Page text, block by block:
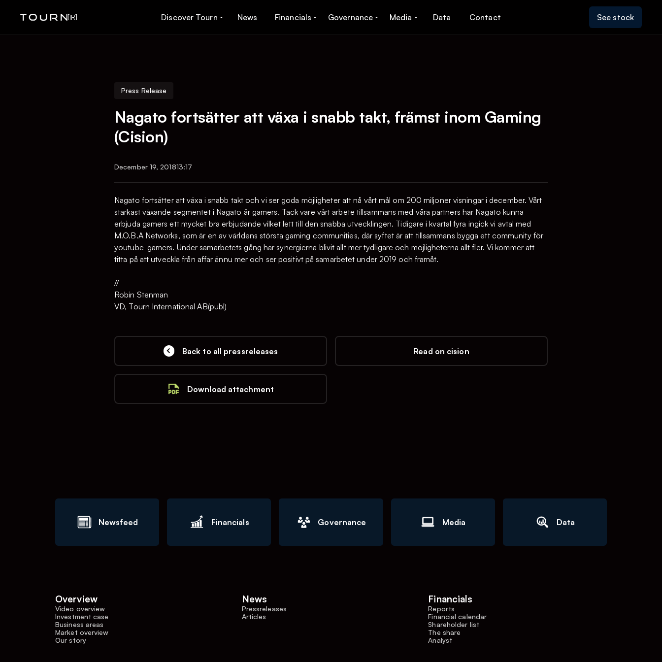
[IR] Discover Tourn News Financials Governance Media Data Contact See stock
Press Release
Nagato fortsätter att växa i snabb takt, främst inom Gaming
(Cision)
December 19, 201813:17
Nagato fortsätter att växa i snabb takt och vi ser goda möjligheter att nå vårt mål om 200 miljoner visningar i december. Vårt
starkast växande segmentet i Nagato är gamers. Tack vare vårt arbete tillsammans med våra partners har Nagato kunna
erbjuda gamers ett mycket bra erbjudande vilket lett till den snabba utvecklingen. Tidigare i kvartal fyra ingick vi avtal med
M.O.B.A Networks, som är en av världens största gaming communities, där syftet är att tillsammans bygga ett community för
youtube-gamers. Under samarbetets gång har synergierna blivit allt mer tydligare och möjligheterna allt fler. Vi kommer att
titta på att utveckla från affär ännu mer och ser positivt på samarbetet under 2019 och framåt.
//
Robin Stenman
VD, Tourn International AB(publ)
Back to all pressreleases Read on cision
Download attachment
Newsfeed Financials Governance Media Data
Overview
Video overview
Investment case
Business areas
Market overview
Our story
News
Pressreleases
Articles
Financials
Reports
Financial calendar
Shareholder list
The share
Analyst